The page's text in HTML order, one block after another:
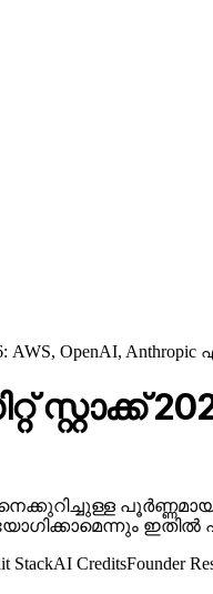
AWS, OpenAI,
StackAI CreditsFounder